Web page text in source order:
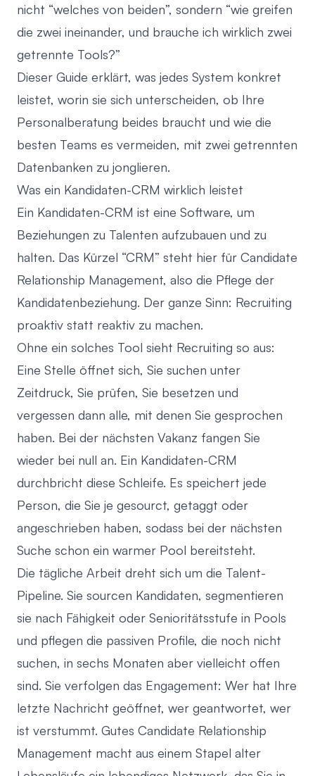
nicht “welches von beiden”, sondern “wie greifen
die zwei ineinander, und brauche ich wirklich zwei
getrennte Tools?”
Dieser Guide erklärt, was jedes System konkret
leistet, worin sie sich unterscheiden, ob Ihre
Personalberatung beides braucht und wie die
besten Teams es vermeiden, mit zwei getrennten
Datenbanken zu jonglieren.
Was ein Kandidaten-CRM wirklich leistet
Ein Kandidaten-CRM ist eine Software, um
Beziehungen zu Talenten aufzubauen und zu
halten. Das Kürzel “CRM” steht hier für Candidate
Relationship Management, also die Pflege der
Kandidatenbeziehung. Der ganze Sinn: Recruiting
proaktiv statt reaktiv zu machen.
Ohne ein solches Tool sieht Recruiting so aus:
Eine Stelle öffnet sich, Sie suchen unter
Zeitdruck, Sie prüfen, Sie besetzen und
vergessen dann alle, mit denen Sie gesprochen
haben. Bei der nächsten Vakanz fangen Sie
wieder bei null an. Ein Kandidaten-CRM
durchbricht diese Schleife. Es speichert jede
Person, die Sie je gesourct, getaggt oder
angeschrieben haben, sodass bei der nächsten
Suche schon ein warmer Pool bereitsteht.
Die tägliche Arbeit dreht sich um die Talent-
Pipeline. Sie sourcen Kandidaten, segmentieren
sie nach Fähigkeit oder Senioritätsstufe in Pools
und pflegen die passiven Profile, die noch nicht
suchen, in sechs Monaten aber vielleicht offen
sind. Sie verfolgen das Engagement: Wer hat Ihre
letzte Nachricht geöffnet, wer geantwortet, wer
ist verstummt. Gutes Candidate Relationship
Management macht aus einem Stapel alter